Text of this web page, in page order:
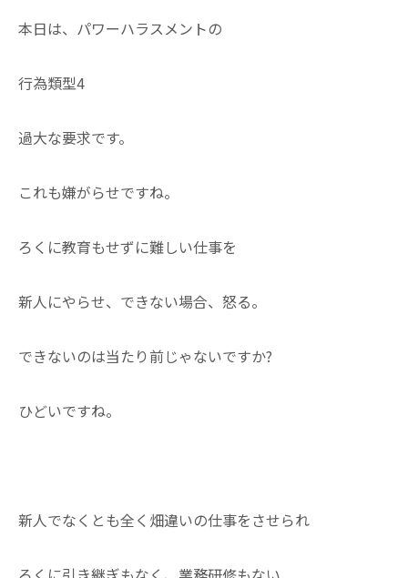
本日は、パワーハラスメントの
行為類型4
過大な要求です。
これも嫌がらせですね。
ろくに教育もせずに難しい仕事を
新人にやらせ、できない場合、怒る。
できないのは当たり前じゃないですか?
ひどいですね。
新人でなくとも全く畑違いの仕事をさせられ